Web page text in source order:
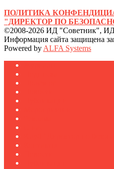
ПОЛИТИКА
"ДИРЕКТОР ПО
©2008-2026 ИД "Советник",
Информация сайта защищена
Powered by ALFA Systems